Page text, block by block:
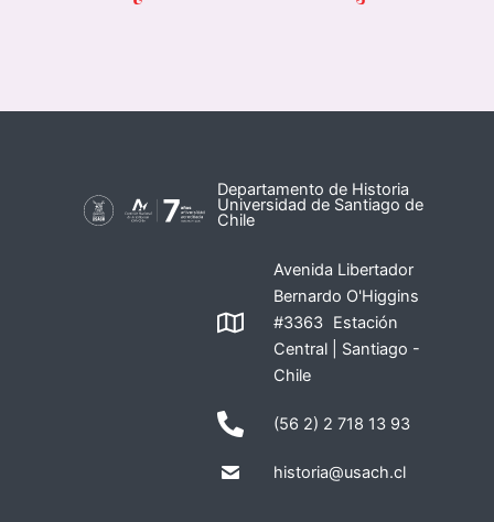
Departamento de Historia
Universidad de Santiago de
Chile
Avenida Libertador
Bernardo O'Higgins
#3363 Estación
Central | Santiago -
Chile
(56 2) 2 718 13 93
historia@usach.cl